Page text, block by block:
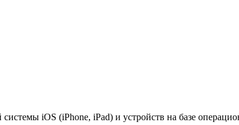
iOS (iPhone, iPad) и устройств на базе